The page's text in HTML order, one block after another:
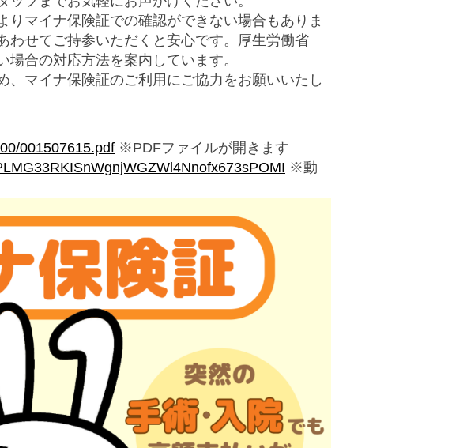
りマイナ保険証での確認ができない場合もありま
わせてご持参いただくと安心です。厚生労働省
合の対応方法を案内しています。
、マイナ保険証のご利用にご協力をお願いいたし
001507615.pdf ※PDFファイルが開きます
※動